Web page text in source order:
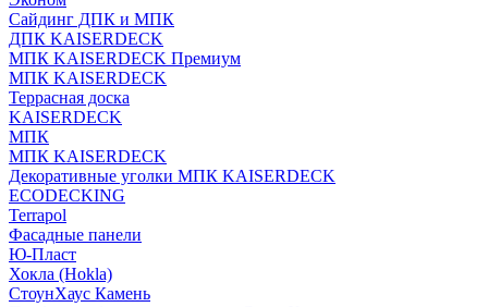
Сайдинг ДПК и МПК
ДПК KAISERDECK
МПК KAISERDECK Премиум
МПК KAISERDECK
Террасная доска
KAISERDECK
МПК
МПК KAISERDECK
Декоративные уголки МПК KAISERDECK
ECODECKING
Terrapol
Фасадные панели
Ю-Пласт
Хокла (Hokla)
СтоунХаус Камень